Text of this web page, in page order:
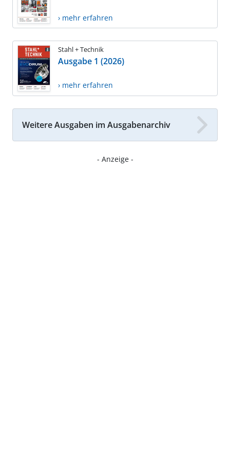
› mehr erfahren
Stahl + Technik
Ausgabe 1 (2026)
› mehr erfahren
Weitere Ausgaben im Ausgabenarchiv
- Anzeige -